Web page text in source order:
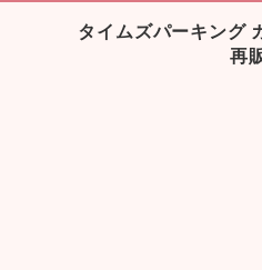
タイムズパーキング
再